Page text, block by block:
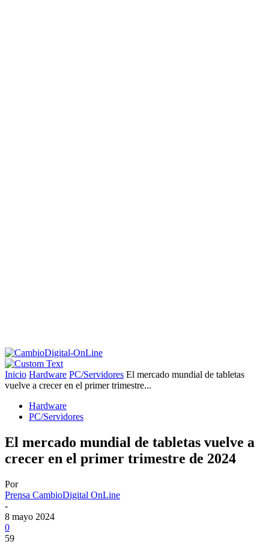
Inicio Hardware PC/Servidores El mercado mundial de tabletas
vuelve a crecer en el primer trimestre...
Hardware
PC/Servidores
El mercado mundial de tabletas vuelve a
crecer en el primer trimestre de 2024
Por
Prensa CambioDigital OnLine
-
8 mayo 2024
0
59